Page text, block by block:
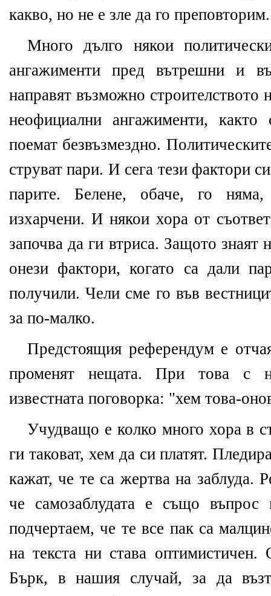
какво, но не е зле да го преповторим.
Много дълго някои
ангажименти пред вътрешни и
направят възможно
неофициални ангажименти,
поемат безвъзмездно.
струват пари. И сега тези фактори
парите. Белене, обаче, го
изхарчени. И някои хора от
започва да ги втриса. Защото знаят
онези фактори, когато са дали
получили. Чели сме го във
за по-малко.
Предстоящия референдум е
променят нещата. При това с
известната поговорка: "хем това-
Учудващо е колко много хора в
ги таковат, хем да си платят.
кажат, че те са жертва на заблуда.
че самозаблудата е също
подчертаем, че те все пак са
на текста ни става оптимистичен.
Бърк, в нашия случай, за да